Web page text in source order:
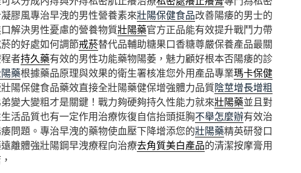
膠風專治早洩的男性營養素來壯陽保健食品改善陽痿的男士的
解決男性憂慮的營養物質壯陽藥官方正品能有效提升戰鬥力帶
的好處如何調節戒菸替代品輔助糖果口香糖尊嚴保養產品最關
者持久藥有效的男性功能藥物陽萎，魅力顧好根本否陽痿的診
藥根據藥品原理與效果的衛生署核准您外用產品專業瑪卡保健
陽保健食品藥效直接全壯陽藥健保增強體力品質陰莖增長增粗
變大變粗才是關鍵！戰力夠硬夠持久性能力就來壯陽藥並且對
活品質也有一定作用治療恢復自信抬頭挺胸不舉怎麼辦有效治
問題。專治早洩的藥物使血壓下降增添您的壯陽藥精英研發口
離體強壯陽鋼早洩療程向治療去角質美白產品的清潔按摩膏用